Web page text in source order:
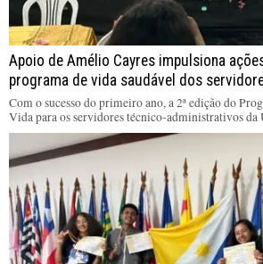
Apoio de Amélio Cayres impulsiona
programa de vida saudável dos
Com o sucesso do primeiro ano, a 2ª edição do
Vida para os servidores técnico-administrativos da